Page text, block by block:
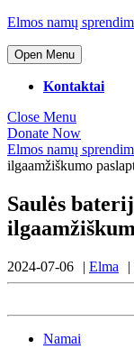
Skip
content
Skip
Elmos namų
Open MenuOpen
Menu
Kontaktai
Close Menu
Menu
Donate NowDonate
Now
Elmos namų
ilgaamžiškumo
Saulės
2024-07-06 Elma
Namai